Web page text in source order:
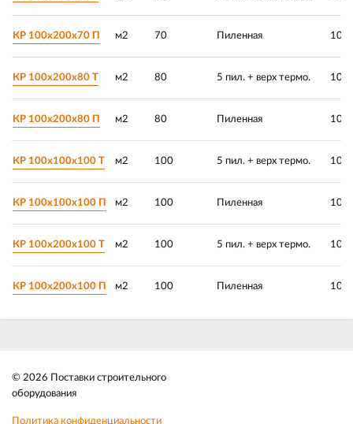
КР 100х200х70 П м2 70 Пиленная 100
КР 100х200х80 Т м2 80 5 пил. + верх термо. 100
КР 100х200х80 П м2 80 Пиленная 100
КР 100х100х100 Т м2 100 5 пил. + верх термо. 100
КР 100х100х100 П м2 100 Пиленная 100
КР 100х200х100 Т м2 100 5 пил. + верх термо. 100
КР 100х200х100 П м2 100 Пиленная 100
© 2026 Поставки строительного
оборудования
Политика конфиденциальности